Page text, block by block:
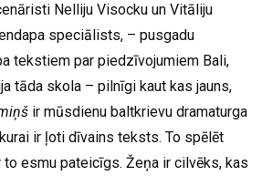
Nelliju Visocku un Vitāliju
speciālists, – pusgadu
tekstiem par piedzīvojumiem Bali,
tāda skola – pilnīgi kaut kas jauns,
ir mūsdienu baltkrievu dramaturga
ir ļoti dīvains teksts. To spēlēt
to esmu pateicīgs. Žeņa ir cilvēks, kas